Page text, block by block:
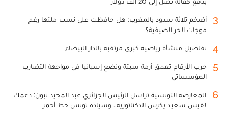
3
أضخم ثلاثة سدود بالمغرب: هل حافظت على نسب ملئها رغم
موجات الحر الصيفية؟
4 تفاصيل منشأة رياضية كبرى مرتقبة بالدار البيضاء
5
حرب الأرقام تعمق أزمة سبتة وتضع إسبانيا في مواجهة التضارب
المؤسساتي
6
المعارضة التونسية تراسل الرئيس الجزائري عبد المجيد تبون: دعمك
لقيس سعيد يكرس الدكتاتورية.. وسيادة تونس خط أحمر